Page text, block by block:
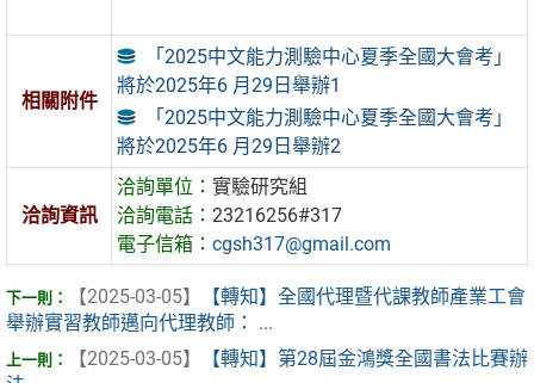
相關附件
「2025中文能力測驗中心夏季全國大會考」
將於2025年6 月29日舉辦1
「2025中文能力測驗中心夏季全國大會考」
將於2025年6 月29日舉辦2
洽詢資訊
洽詢單位：實驗研究組
洽詢電話：23216256#317
電子信箱：cgsh317@gmail.com
【2025-03-05】
【轉知】全國代理暨代課教師產業工會
舉辦實習教師邁向代理教師： ...
【2025-03-05】
【轉知】第28屆金鴻獎全國書法比賽辦